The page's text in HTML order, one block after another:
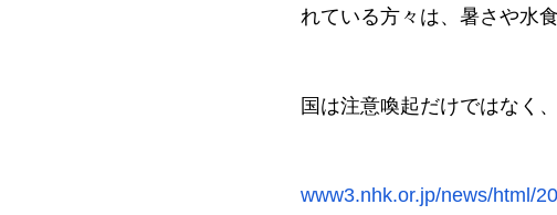
れている方々は、暑さや水
国は注意喚起だけではなく
www3.nhk.or.jp/news/html/